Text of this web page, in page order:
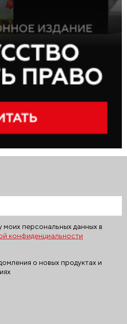
моих персональных данных в
конфиденциальности
о новых продуктах и